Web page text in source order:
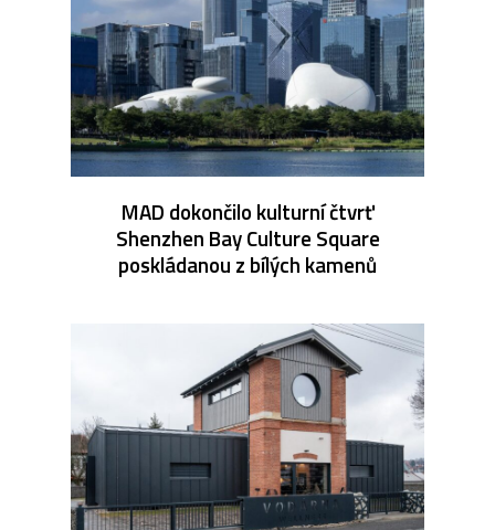
MAD dokončilo kulturní čtvrť
Shenzhen Bay Culture Square
poskládanou z bílých kamenů